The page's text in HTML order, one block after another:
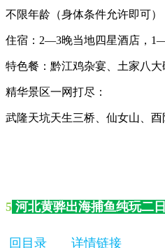
不限年龄（身体条件允许即可）
住宿：2—3晚当地四星酒店，
特色餐：黔江鸡杂宴、土家八
精华景区一网打尽：
武隆天坑天生三桥、仙女山、
5 河北黄骅出海捕鱼纯玩二
回目录 详情链接